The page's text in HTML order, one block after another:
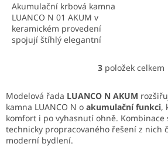
Akumulační krbová kamna
LUANCO N 01 AKUM v
keramickém provedení
spojují štíhlý elegantní
dlouhodobě sálat teplo.
O
l
á
d
a
3 položek celkem
Modelová řada LUANCO N AKUM
kamna LUANCO N o akumulační funkci,
komfort i po vyhasnutí ohně.
technicky propracovaného řešení z nich
moderní bydlení.